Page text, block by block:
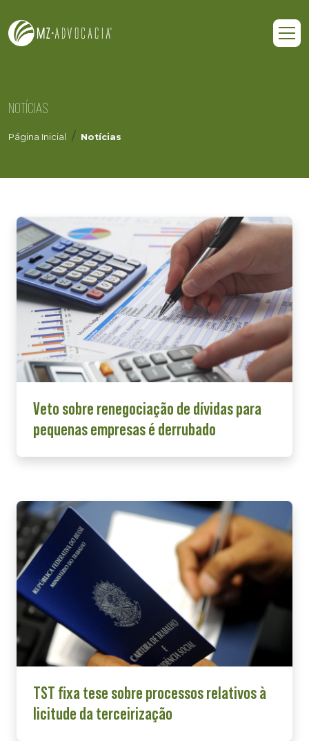
NOTÍCIAS
Página Inicial Notícias
Veto sobre renegociação de dívidas para
pequenas empresas é derrubado
TST fixa tese sobre processos relativos à
licitude da terceirização